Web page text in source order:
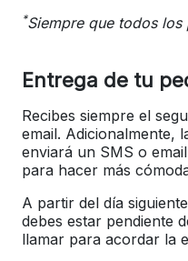
*Siempre que todos
Entrega de tu
Recibes siempre el
email. Adicionalmente,
enviará un SMS o
para hacer más
A partir del día
debes estar pendiente
llamar para acordar la